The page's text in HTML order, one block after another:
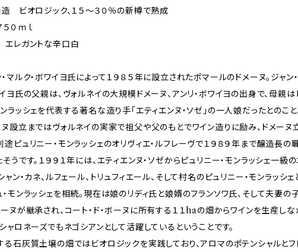
造 ビオロジック、１５～３０％の新樽で熟成
０ｍｌ
レガントな辛口白
マルク・ボワイヨ氏によって１９８５年に設立されたポマールのドメーヌ。ジャン
ヨ氏の父親は、ヴォルネイの大規模ドメーヌ、アンリ・ボワイヨの出身で、母親は
ラッシェを代表する著名な造り手「エティエンヌ・ソゼ」の一人娘だったとのこと
ヌ設立まではヴォルネイの実家で祖父や父のもとでワイン造りに励み、ドメーヌ
途ピュリニー・モンラッシェのオリヴィエ・ルフレーヴで１９８９年まで醸造長の
うです。１９９１年には、エティエンヌ・ソゼからピュリニー・モンラッシェ一級
ャン・カネ、ルフェール、トリュフィエール、そして村名のピュリニー・モンラッシェ
モンラッシェを相続。現在は娘のリディ氏と娘婿のフランソワ氏、そして夫妻の
ヌが継承され、コート・ド・ボーヌに所有する１１haの畑からワインを生産しな
ャロネーズでもネゴシアンとして活躍しているということです。
石灰質土壌の畑ではビオロジックを実践しており、アロマのポテンシャルとフ